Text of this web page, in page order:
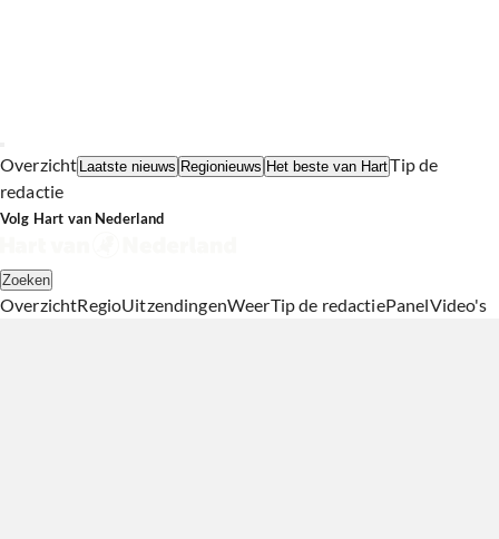
Overzicht Laatste nieuws Regionieuws Het beste van HartTip de
redactie
Volg Hart van Nederland
Zoeken
OverzichtRegioUitzendingenWeerTip de redactiePanelVideo's